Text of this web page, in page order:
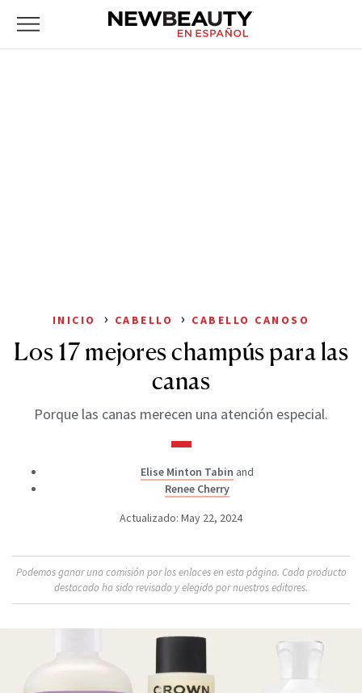
Primary
NewBeauty
INICIO › CABELLO › CABELLO CANOSO
Los 17 mejores champús para las
canas
Porque las canas merecen una atención especial.
Elise Minton Tabin and
Renee Cherry
Actualizado: May 22, 2024
Podemos ganar una comisión por los enlaces en esta página. Cada producto
destacado ha sido revisado y elegido por nuestros editores.